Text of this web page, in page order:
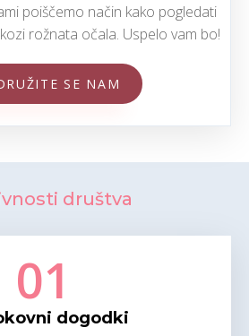
poiščemo način kako pogledati
rožnata očala. Uspelo vam bo!
SE NAM
društva
01
dogodki